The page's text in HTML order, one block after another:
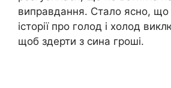
виправдання. Стало ясно, що
історії про голод і холод
щоб здерти з сина гроші.